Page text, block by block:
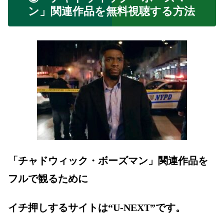
ン」関連作品を無料視聴する方法
「チャドウィック・ボーズマン」関連作品を
フルで観るために
イチ押しするサイトは“U-NEXT”です。